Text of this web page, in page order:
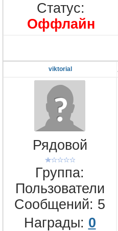
Статус:
Оффлайн
viktorial
Рядовой
Группа:
Пользователи
Сообщений: 5
Награды: 0